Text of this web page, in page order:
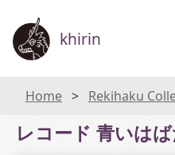
khirin
Home Rekihaku Collection Database
レコード 青いはば